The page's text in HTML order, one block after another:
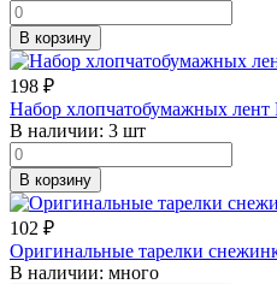
В корзину
198 ₽
Набор хлопчатобумажных лент
В наличии: 3 шт
В корзину
102 ₽
Оригинальные тарелки
В наличии: много